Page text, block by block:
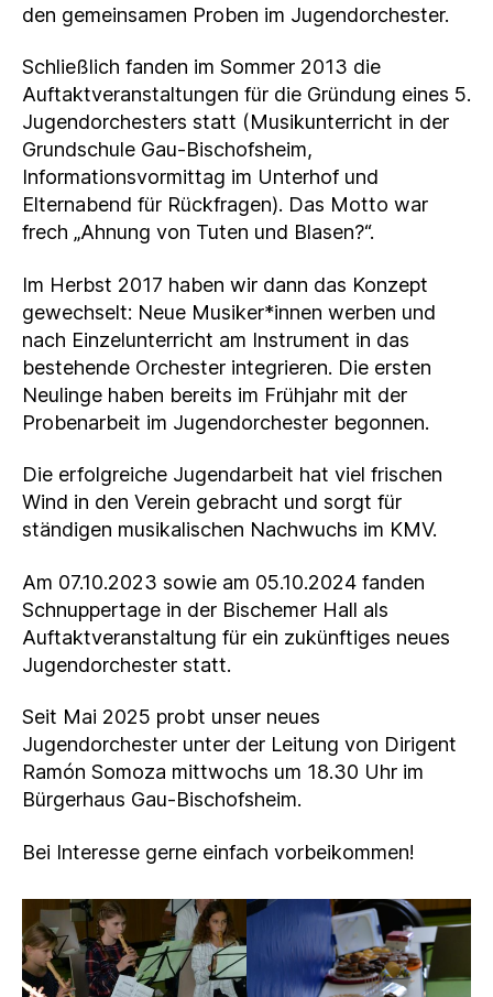
den gemeinsamen Proben im Jugendorchester.
Schließlich fanden im Sommer 2013 die
Auftaktveranstaltungen für die Gründung eines 5.
Jugendorchesters statt (Musikunterricht in der
Grundschule Gau-Bischofsheim,
Informationsvormittag im Unterhof und
Elternabend für Rückfragen). Das Motto war
frech „Ahnung von Tuten und Blasen?“.
Im Herbst 2017 haben wir dann das Konzept
gewechselt: Neue Musiker*innen werben und
nach Einzelunterricht am Instrument in das
bestehende Orchester integrieren. Die ersten
Neulinge haben bereits im Frühjahr mit der
Probenarbeit im Jugendorchester begonnen.
Die erfolgreiche Jugendarbeit hat viel frischen
Wind in den Verein gebracht und sorgt für
ständigen musikalischen Nachwuchs im KMV.
Am 07.10.2023 sowie am 05.10.2024 fanden
Schnuppertage in der Bischemer Hall als
Auftaktveranstaltung für ein zukünftiges neues
Jugendorchester statt.
Seit Mai 2025 probt unser neues
Jugendorchester unter der Leitung von Dirigent
Ramón Somoza mittwochs um 18.30 Uhr im
Bürgerhaus Gau-Bischofsheim.
Bei Interesse gerne einfach vorbeikommen!